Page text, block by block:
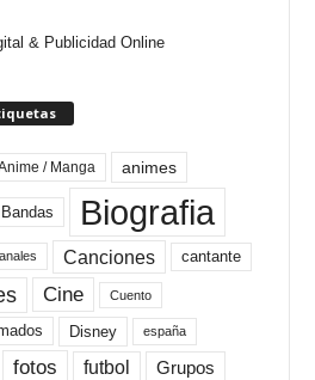
& Publicidad Online
/ Manga animes
Bandas Biografia
Canciones cantante
Cine Cuento
Disney españa
fotos futbol Grupos